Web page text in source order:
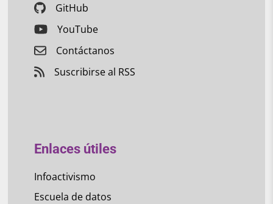
GitHub
YouTube
Contáctanos
Suscribirse al RSS
Enlaces útiles
Infoactivismo
Escuela de datos